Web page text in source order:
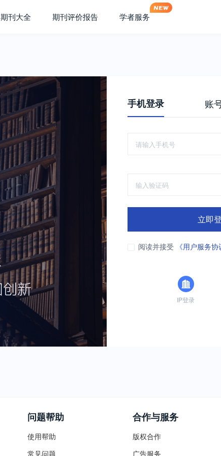
期刊大全 期刊评价报告 学者服务
手机登录 账
立即
阅读并接受 《用户服务协
IP登录
问题帮助
使用帮助
常见问题
合作与服务
版权合作
广告服务